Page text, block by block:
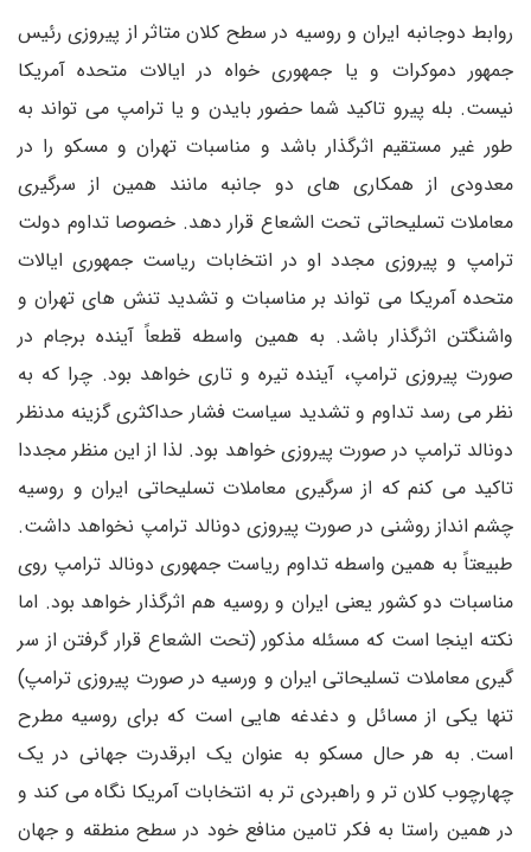
روابط دوجانبه ایران و روسیه در سطح کلان متاثر از پیروزی رئیس
جمهور دموکرات و یا جمهوری خواه در ایالات متحده آمریکا
نیست. بله پیرو تاکید شما حضور بایدن و یا ترامپ می تواند به
طور غیر مستقیم اثرگذار باشد و مناسبات تهران و مسکو را در
معدودی از همکاری های دو جانبه مانند همین از سرگیری
معاملات تسلیحاتی تحت الشعاع قرار دهد. خصوصا تداوم دولت
ترامپ و پیروزی مجدد او در انتخابات ریاست جمهوری ایالات
متحده آمریکا می تواند بر مناسبات و تشدید تنش های تهران و
واشنگتن اثرگذار باشد. به همین واسطه قطعاً آینده برجام در
صورت پیروزی ترامپ، آینده تیره و تاری خواهد بود. چرا که به
نظر می رسد تداوم و تشدید سیاست فشار حداکثری گزینه مدنظر
دونالد ترامپ در صورت پیروزی خواهد بود. لذا از این منظر مجددا
تاکید می کنم که از سرگیری معاملات تسلیحاتی ایران و روسیه
چشم انداز روشنی در صورت پیروزی دونالد ترامپ نخواهد داشت.
طبیعتاً به همین واسطه تداوم ریاست جمهوری دونالد ترامپ روی
مناسبات دو کشور یعنی ایران و روسیه هم اثرگذار خواهد بود. اما
نکته اینجا است که مسئله مذکور (تحت الشعاع قرار گرفتن از سر
گیری معاملات تسلیحاتی ایران و ورسیه در صورت پیروزی ترامپ)
تنها یکی از مسائل و دغدغه هایی است که برای روسیه مطرح
است. به هر حال مسکو به عنوان یک ابرقدرت جهانی در یک
چهارچوب کلان تر و راهبردی تر به انتخابات آمریکا نگاه می کند و
در همین راستا به فکر تامین منافع خود در سطح منطقه و جهان